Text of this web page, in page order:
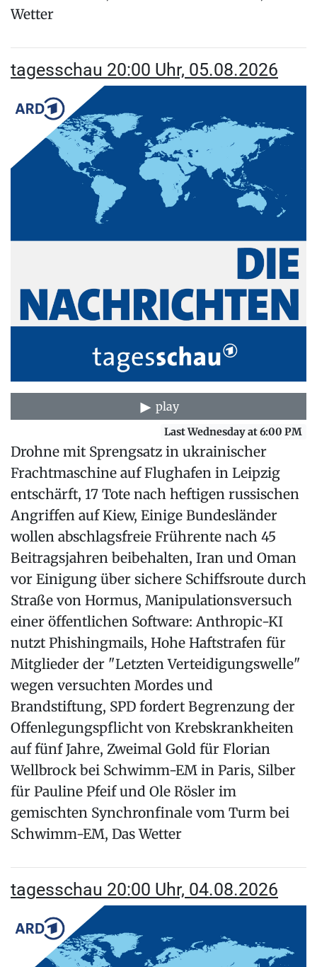
Wetter
tagesschau 20:00 Uhr, 05.08.2026
play
Last Wednesday at 6:00 PM
Drohne mit Sprengsatz in ukrainischer
Frachtmaschine auf Flughafen in Leipzig
entschärft, 17 Tote nach heftigen russischen
Angriffen auf Kiew, Einige Bundesländer
wollen abschlagsfreie Frührente nach 45
Beitragsjahren beibehalten, Iran und Oman
vor Einigung über sichere Schiffsroute durch
Straße von Hormus, Manipulationsversuch
einer öffentlichen Software: Anthropic-KI
nutzt Phishingmails, Hohe Haftstrafen für
Mitglieder der "Letzten Verteidigungswelle"
wegen versuchten Mordes und
Brandstiftung, SPD fordert Begrenzung der
Offenlegungspflicht von Krebskrankheiten
auf fünf Jahre, Zweimal Gold für Florian
Wellbrock bei Schwimm-EM in Paris, Silber
für Pauline Pfeif und Ole Rösler im
gemischten Synchronfinale vom Turm bei
Schwimm-EM, Das Wetter
tagesschau 20:00 Uhr, 04.08.2026